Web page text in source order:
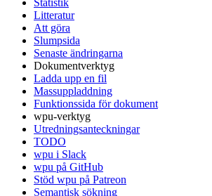
Statistik
Litteratur
Att göra
Slumpsida
Senaste ändringarna
Dokumentverktyg
Ladda upp en fil
Massuppladdning
Funktionssida för dokument
wpu-verktyg
Utredningsanteckningar
TODO
wpu i Slack
wpu på GitHub
Stöd wpu på Patreon
Semantisk sökning